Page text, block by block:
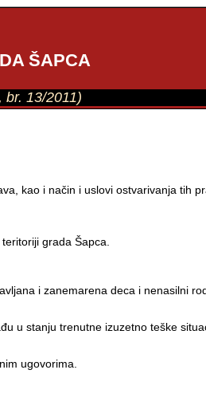
ŠAPCA
br. 13/2011)
kao i način i uslovi ostvarivanja tih
grada Šapca.
i zanemarena deca i nenasilni
u stanju trenutne izuzetno teške
ugovorima.